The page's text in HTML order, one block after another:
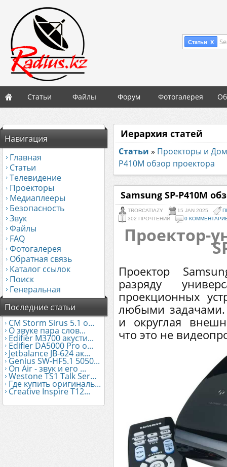
Статьи X
Статьи Файлы Форум Фотогалерея
Навигация
Главная
Статьи
Телевидение
Проекторы
Медиаплееры
Безопасность
Звук
Файлы
FAQ
Фотогалерея
Обратная связь
Каталог ссылок
Поиск
Генеральная
Последние статьи
CM Storm Sirus 5.1 о...
О звуке пара слов...
Edifier М3700 акусти...
Edifier DA5000 Pro о...
Jetbalance JB-624 ак...
Genius SW-HF5.1 5050...
On Air - звук и его ...
Westone TS1 Talk Ser...
Где купить оригиналь...
Creative Inspire T12...
Иерархия статей
Статьи » Проекторы и
P410M обзор проектора
Samsung SP-P410M
TRORCATIAZY 15 JAN 2025
302 ПРОЧТЕНИЙ
0
Проектор-
Проектор
разряду
проекционных
любыми
и округлая
что это не